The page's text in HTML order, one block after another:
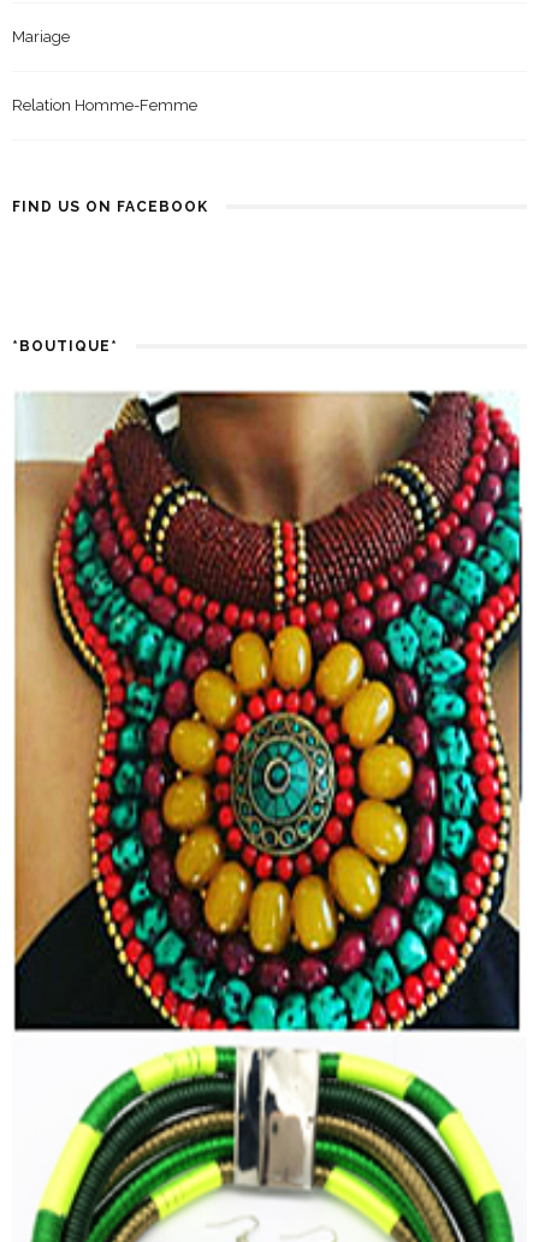
Mariage
Relation Homme-Femme
FIND US ON FACEBOOK
*BOUTIQUE*